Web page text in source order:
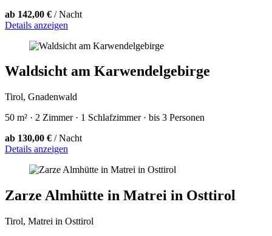
ab 142,00 € / Nacht
Details anzeigen
Waldsicht am Karwendelgebirge
Tirol, Gnadenwald
50 m² · 2 Zimmer · 1 Schlafzimmer · bis 3 Personen
ab 130,00 € / Nacht
Details anzeigen
Zarze Almhütte in Matrei in Osttirol
Tirol, Matrei in Osttirol